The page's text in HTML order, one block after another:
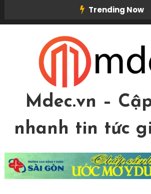
Trending Now
Mdec.vn –
nhanh tin tức